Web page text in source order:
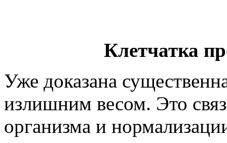
Клетчатка
Уже доказана
излишним весом. Это
организма и